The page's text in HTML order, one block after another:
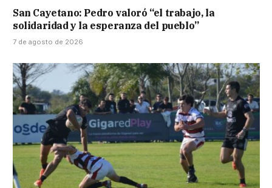
San Cayetano: Pedro valoró “el trabajo, la
solidaridad y la esperanza del pueblo”
7 de agosto de 2026